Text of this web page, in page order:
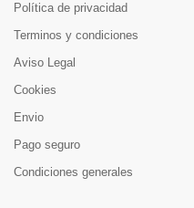
Política de privacidad
Terminos y condiciones
Aviso Legal
Cookies
Envio
Pago seguro
Condiciones generales